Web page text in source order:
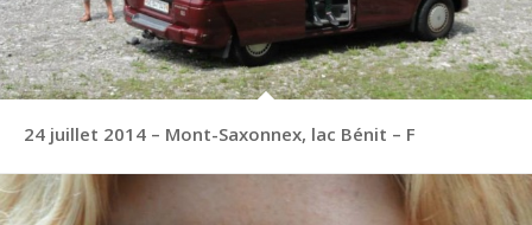
24 juillet 2014 – Mont-Saxonnex, lac Bénit – F